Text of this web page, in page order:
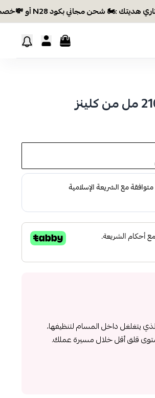
يتغلغل داخل المسام لتنظيفها،
قلق أقل خلال مسيرة عملك.